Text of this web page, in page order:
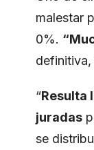
malestar
0%.
definitiva,
“Resulta
juradas
se